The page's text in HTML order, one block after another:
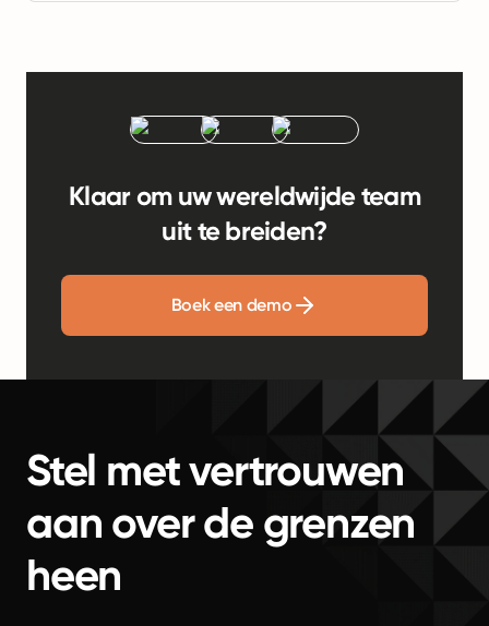
Klaar om uw wereldwijde team
uit te breiden?
Boek een demo
Stel met vertrouwen
aan over de grenzen
heen